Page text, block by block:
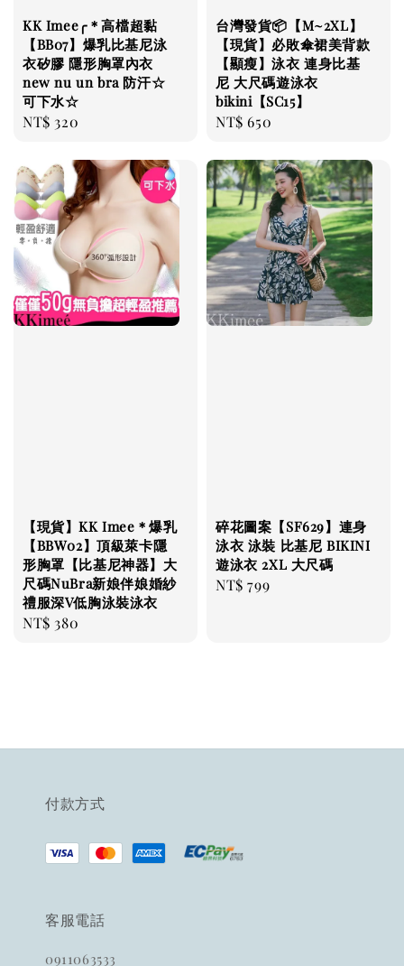
KK Imee╭＊高檔超黏
【BB07】爆乳比基尼泳
衣矽膠 隱形胸罩內衣
new nu un bra 防汗☆
可下水☆
Regular
NT$ 320
台灣發貨📦【M~2XL】
【現貨】必敗傘裙美背款
【顯瘦】泳衣 連身比基
尼 大尺碼遊泳衣
bikini【SC15】
Regular
NT$ 650
【現貨】KK Imee＊爆乳
【BBW02】頂級萊卡隱
形胸罩【比基尼神器】大
尺碼NuBra新娘伴娘婚紗
禮服深V低胸泳裝泳衣
Regular
NT$ 380
碎花圖案【SF629】連身
泳衣 泳裝 比基尼 BIKINI
遊泳衣 2XL 大尺碼
Regular
NT$ 799
付款方式
客服電話
0911063533